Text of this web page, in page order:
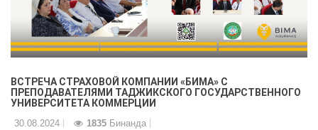
ВСТРЕЧА СТРАХОВОЙ КОМПАНИИ «БИМА» С
ПРЕПОДАВАТЕЛЯМИ ТАДЖИКСКОГО ГОСУДАРСТВЕННОГО
УНИВЕРСИТЕТА КОММЕРЦИИ
30.08.2024 1835 Бинанда